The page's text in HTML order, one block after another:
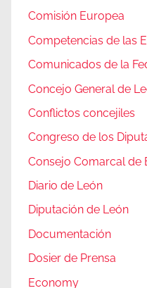
Comisión Europea
Competencias de las
Comunicados de la
Concejo General de
Conflictos concejiles
Congreso de los
Consejo Comarcal de
Diario de León
Diputación de León
Documentación
Dosier de Prensa
Economy